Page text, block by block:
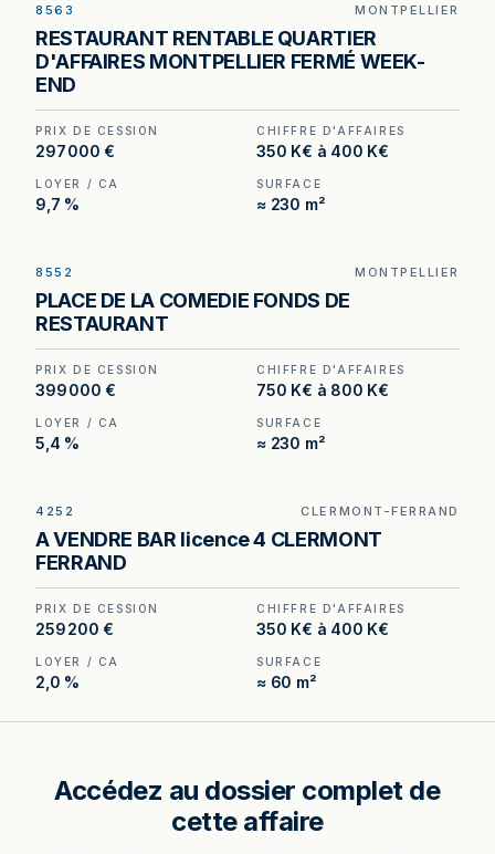
couverts en salle et environ 60 places en
terrasse dans le quartier d'affaires.
8563 MONTPELLIER
RESTAURANT RENTABLE QUARTIER
D'AFFAIRES MONTPELLIER FERMÉ WEEK-
END
PRIX DE CESSION
297 000 €
CHIFFRE D'AFFAIRES
350 K€ à 400 K€
LOYER / CA
9,7 %
SURFACE
≈ 230 m²
deux pas de la Place de la Comédie.
8552 MONTPELLIER
PLACE DE LA COMEDIE FONDS DE
RESTAURANT
PRIX DE CESSION
399 000 €
CHIFFRE D'AFFAIRES
750 K€ à 800 K€
LOYER / CA
5,4 %
SURFACE
≈ 230 m²
Bar Licence IV avec petite restauration à vendre
à Clermont-Ferrand, au prix de 280 800 €.
(Honoraires à la charge de l'acquéreur : 20 800
€).
4252 CLERMONT-FERRAND
A VENDRE BAR licence 4 CLERMONT
FERRAND
PRIX DE CESSION
259 200 €
CHIFFRE D'AFFAIRES
350 K€ à 400 K€
LOYER / CA
2,0 %
SURFACE
≈ 60 m²
Accédez au dossier complet de
cette affaire